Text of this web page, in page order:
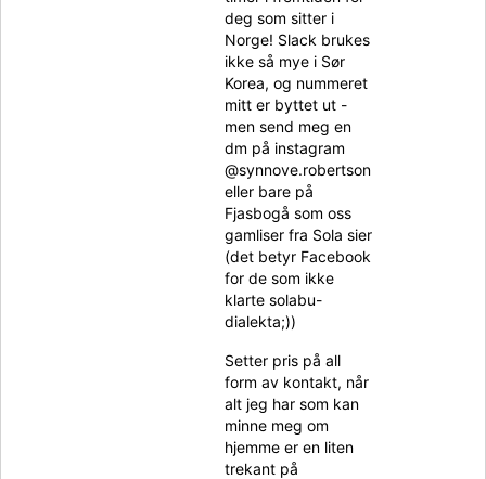
deg som sitter i
Norge! Slack brukes
ikke så mye i Sør
Korea, og nummeret
mitt er byttet ut -
men send meg en
dm på instagram
@synnove.robertson
eller bare på
Fjasbogå som oss
gamliser fra Sola sier
(det betyr Facebook
for de som ikke
klarte solabu-
dialekta;))
Setter pris på all
form av kontakt, når
alt jeg har som kan
minne meg om
hjemme er en liten
trekant på